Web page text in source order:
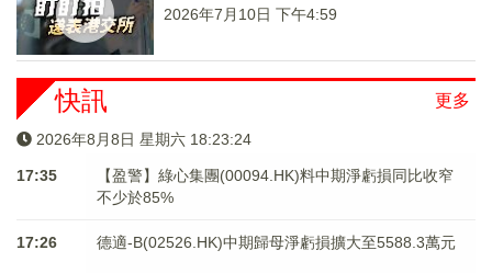
2026年7月10日 下午4:59
更多
快訊
2026年8月8日 星期六 18:23:25
17:35
【盈警】綠心集團(00094.HK)料中期淨虧損同比收窄
不少於85%
17:26 德適-B(02526.HK)中期歸母淨虧損擴大至5588.3萬元